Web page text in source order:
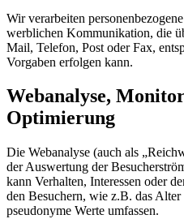
Wir verarbeiten
werblichen Kommunikation, die
Mail, Telefon, Post oder Fax,
Vorgaben erfolgen kann.
Webanalyse,
Optimierung
Die Webanalyse (auch als
der Auswertung der
kann Verhalten, Interessen oder
den Besuchern, wie z.B. das Alter
pseudonyme Werte umfassen.